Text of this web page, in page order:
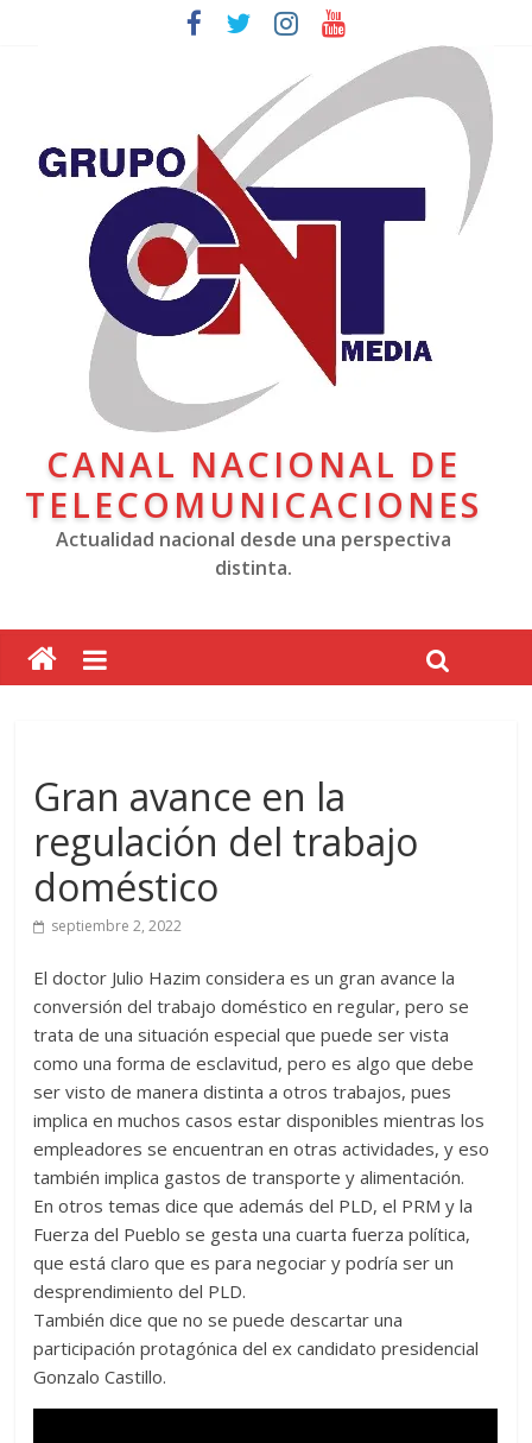
CANAL NACIONAL DE
TELECOMUNICACIONES
Actualidad nacional desde una perspectiva
distinta.
Gran avance en la
regulación del trabajo
doméstico
septiembre 2, 2022
El doctor Julio Hazim considera es un gran avance la
conversión del trabajo doméstico en regular, pero se
trata de una situación especial que puede ser vista
como una forma de esclavitud, pero es algo que debe
ser visto de manera distinta a otros trabajos, pues
implica en muchos casos estar disponibles mientras los
empleadores se encuentran en otras actividades, y eso
también implica gastos de transporte y alimentación.
En otros temas dice que además del PLD, el PRM y la
Fuerza del Pueblo se gesta una cuarta fuerza política,
que está claro que es para negociar y podría ser un
desprendimiento del PLD.
También dice que no se puede descartar una
participación protagónica del ex candidato presidencial
Gonzalo Castillo.